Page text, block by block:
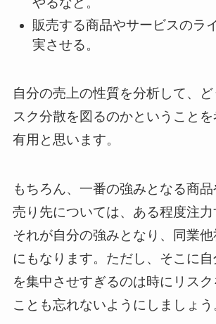
販売する商品やサービスのラ
実させる。
自分の売上の性質を分析して、ど
スク分散を図るのかということ
有用と思います。
もちろん、一番の強みとなる商品
売り先については、ある程度注力
それが自分の強みとなり、同業
にもなります。ただし、そこに
を集中させすぎるのは時にリスク
ことも忘れないようにしましょう